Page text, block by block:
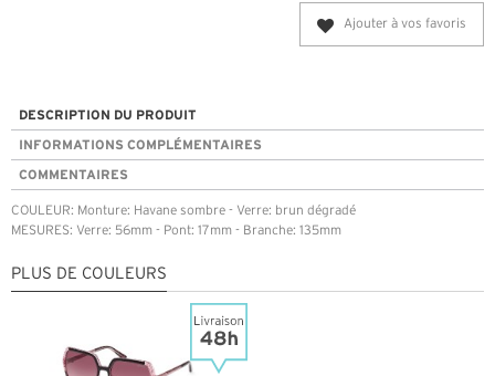
Ajouter à vos favoris
DESCRIPTION DU PRODUIT
INFORMATIONS COMPLÉMENTAIRES
COMMENTAIRES
COULEUR: Monture: Havane sombre - Verre: brun dégradé
MESURES: Verre: 56mm - Pont: 17mm - Branche: 135mm
PLUS DE COULEURS